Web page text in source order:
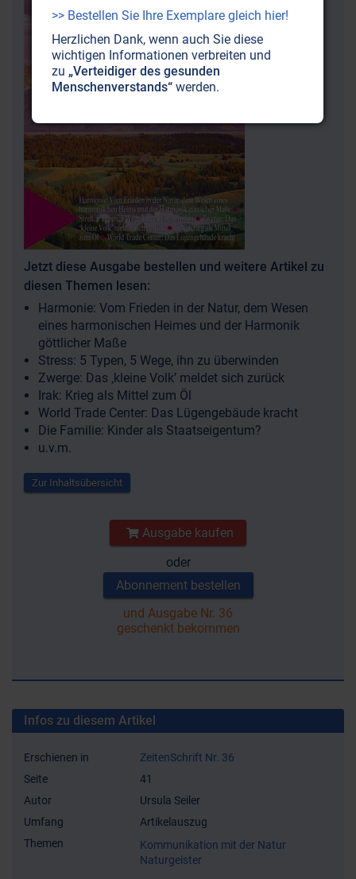
Jetzt diese Ausgabe bestellen und weitere Artikel zu
diesen Themen lesen:
Harmonie: Vom Frieden in der Natur, dem Wesen
eines harmonischen Heimes und der Harmonik
göttlicher Maße
Stress: 5 Typen, 5 Wege, ihn zu überwinden
Zwerge: Das ‚kleine Volk’ meldet sich zurück
Irak: Krieg als Mittel zum Öl
World Trade Center: Das Lügengebäude kracht
Die Familie: Kinder als Staatseigentum?
u.v.m.
Zur Inhaltsübersicht
Ausgabe kaufen
oder
Abonnement bestellen
und Ausgabe Nr. 36
geschenkt bekommen
Infos zu diesem Artikel
Erschienen in
ZeitenSchrift Nr. 36
Seite
41
Autor
Ursula Seiler
Umfang
Artikelauszug
Themen
Kommunikation mit der Natur
Naturgeister
>> Bestellen Sie Ihre Exemplare gleich hier!
Herzlichen Dank, wenn auch Sie diese
wichtigen Informationen verbreiten und
zu „Verteidiger des gesunden
Menschenverstands“ werden.